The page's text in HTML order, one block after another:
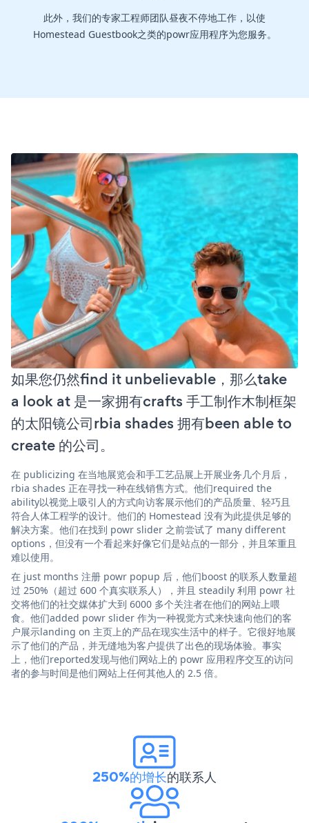
此外，我们的专家工程师团队昼夜不停地工作，以使
Homestead Guestbook之类的powr应用程序为您服务。
如果您仍然find it unbelievable，那么take
a look at 是一家拥有crafts 手工制作木制框架
的太阳镜公司rbia shades 拥有been able to
create 的公司。
在 publicizing 在当地展览会和手工艺品展上开展业务几个月后，
rbia shades 正在寻找一种在线销售方式。他们required the
ability以视觉上吸引人的方式向访客展示他们的产品质量、轻巧且
符合人体工程学的设计。他们的 Homestead 没有为此提供足够的
解决方案。他们在找到 powr slider 之前尝试了 many different
options，但没有一个看起来好像它们是站点的一部分，并且笨重且
难以使用。
在 just months 注册 powr popup 后，他们boost 的联系人数量超
过 250%（超过 600 个真实联系人），并且 steadily 利用 powr 社
交将他们的社交媒体扩大到 6000 多个关注者在他们的网站上喂
食。他们added powr slider 作为一种视觉方式来快速向他们的客
户展示landing on 主页上的产品在现实生活中的样子。它很好地展
示了他们的产品，并无缝地为客户提供了出色的现场体验。事实
上，他们reported发现与他们网站上的 powr 应用程序交互的访问
者的参与时间是他们网站上任何其他人的 2.5 倍。
250%的增长的联系人